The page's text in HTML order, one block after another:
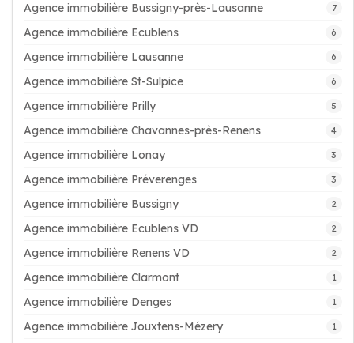
Agence immobilière Bussigny-près-Lausanne 7
Agence immobilière Ecublens 6
Agence immobilière Lausanne 6
Agence immobilière St-Sulpice 6
Agence immobilière Prilly 5
Agence immobilière Chavannes-près-Renens 4
Agence immobilière Lonay 3
Agence immobilière Préverenges 3
Agence immobilière Bussigny 2
Agence immobilière Ecublens VD 2
Agence immobilière Renens VD 2
Agence immobilière Clarmont 1
Agence immobilière Denges 1
Agence immobilière Jouxtens-Mézery 1